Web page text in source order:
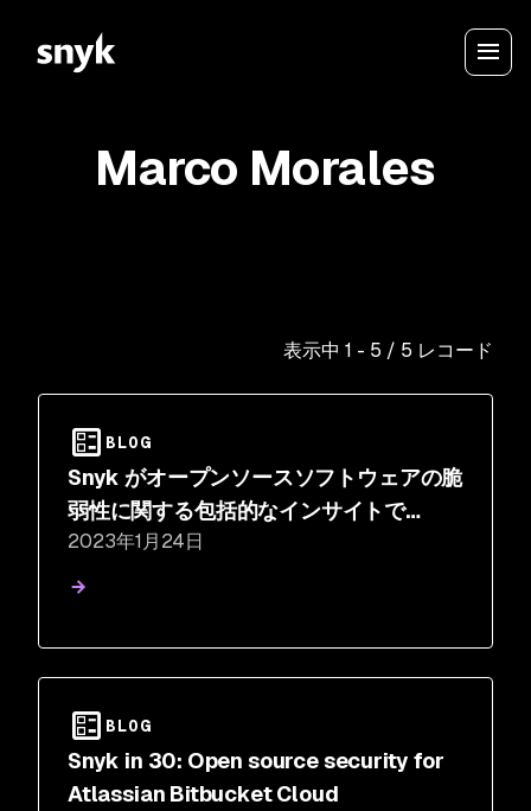
Marco Morales
表示中 1 - 5 / 5 レコード
BLOG
Snyk がオープンソースソフトウェアの脆
弱性に関する包括的なインサイトで
ServiceNow を強化
2023年1月24日
BLOG
Snyk in 30: Open source security for
Atlassian Bitbucket Cloud